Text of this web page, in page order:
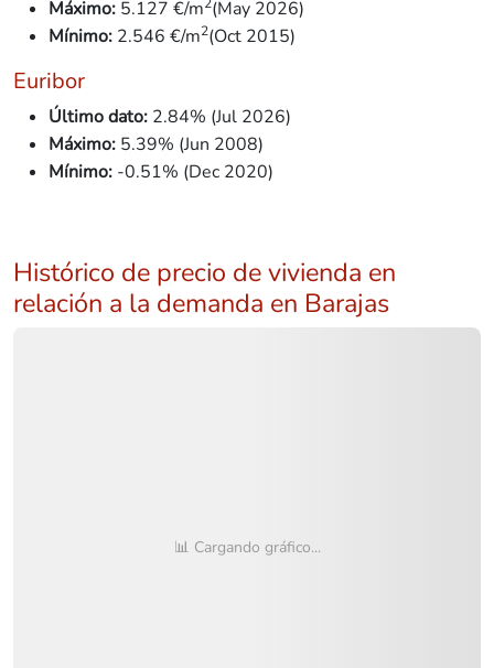
Máximo: 5.127 €/m (May 2026)
Mínimo: 2.546 €/m2(Oct 2015)
Euribor
Último dato: 2.84% (Jul 2026)
Máximo: 5.39% (Jun 2008)
Mínimo: -0.51% (Dec 2020)
Histórico de precio de vivienda en
relación a la demanda en Barajas
📊 Cargando gráfico...